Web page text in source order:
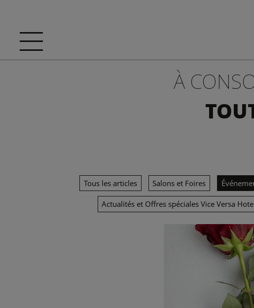
À
Tous les articles Salons et Foires
Actualités et Offres spéciales Vice Versa